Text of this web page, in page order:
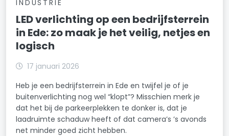
INDUSTRIE
LED verlichting op een bedrijfsterrein
in Ede: zo maak je het veilig, netjes en
logisch
17 januari 2026
Heb je een bedrijfsterrein in Ede en twijfel je of je
buitenverlichting nog wel “klopt”? Misschien merk je
dat het bij de parkeerplekken te donker is, dat je
laadruimte schaduw heeft of dat camera’s ’s avonds
net minder goed zicht hebben.